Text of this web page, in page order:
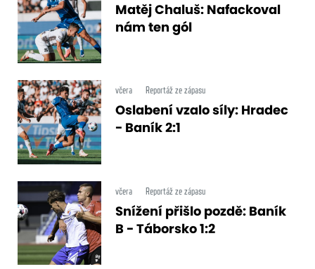
Matěj Chaluš: Nafackoval
nám ten gól
včera Reportáž ze zápasu
Oslabení vzalo síly: Hradec
- Baník 2:1
včera Reportáž ze zápasu
Snížení přišlo pozdě: Baník
B - Táborsko 1:2